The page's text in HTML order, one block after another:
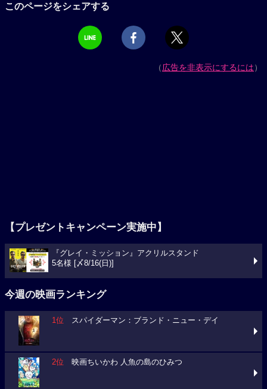
このページをシェアする
（広告を非表示にするには）
【プレゼントキャンペーン実施中】
『グレイ・ミッション』アクリルスタンド
5名様 [〆8/16(日)]
今週の映画ランキング
1位 スパイダーマン：ブランド・ニュー・デイ
2位 映画ちいかわ 人魚の島のひみつ